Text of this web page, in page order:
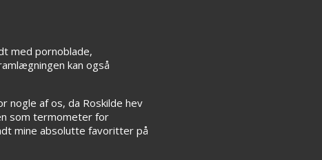
med pornoblade,
kan også
nogle af os, da Roskilde hev
som termometer for
mine absolutte favoritter på